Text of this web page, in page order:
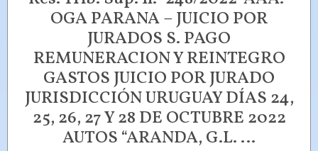
OGA PARANA – JUICIO POR
JURADOS S. PAGO
REMUNERACION Y REINTEGRO
GASTOS JUICIO POR JURADO
JURISDICCIÓN URUGUAY DÍAS 24,
25, 26, 27 Y 28 DE OCTUBRE 2022
AUTOS “ARANDA, G.L. …